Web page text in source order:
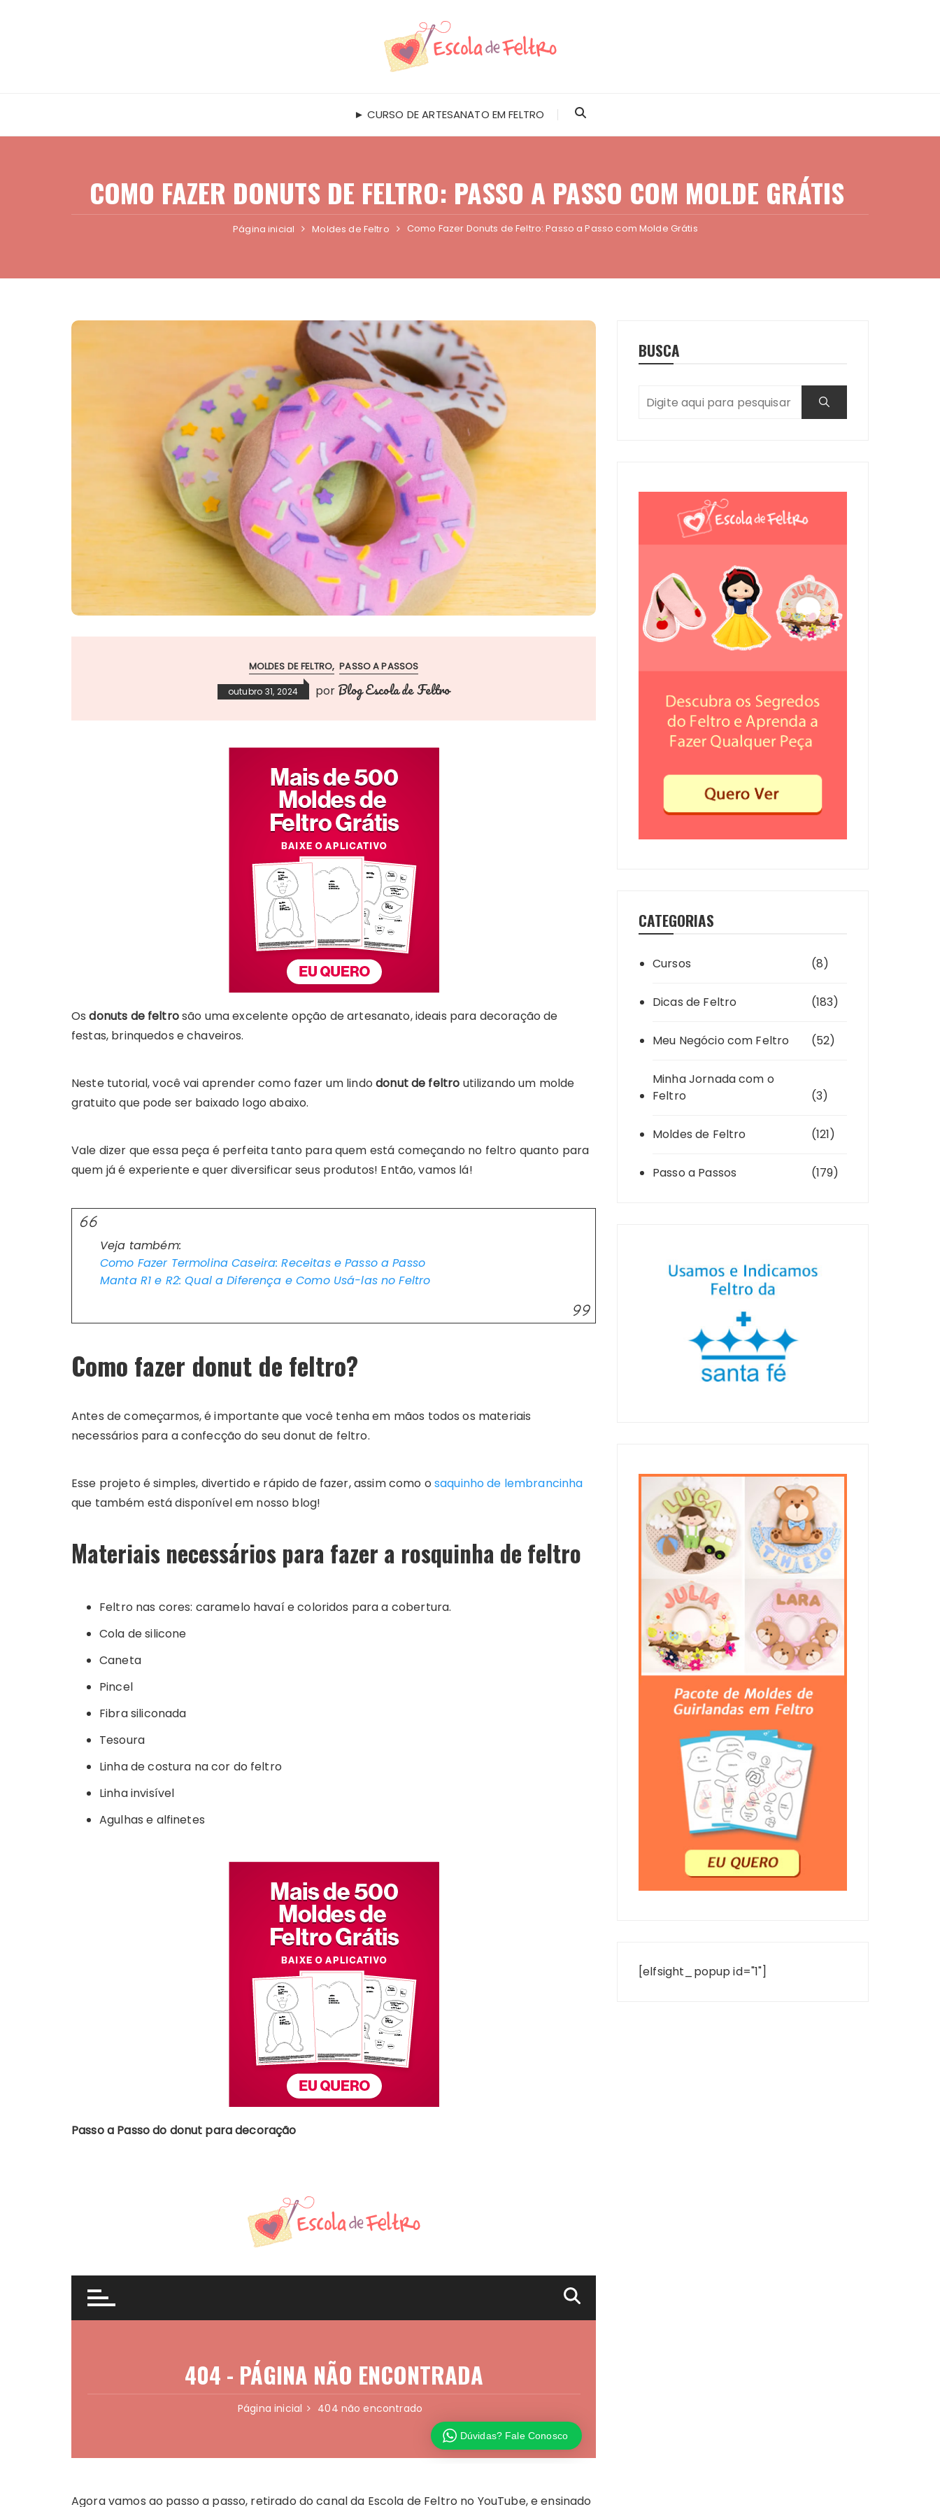
► CURSO DE ARTESANATO EM FELTRO
COMO FAZER DONUTS DE FELTRO: PASSO A PASSO COM MOLDE GRÁTIS
Página inicial Moldes de Feltro Como Fazer Donuts de Feltro: Passo a Passo com Molde Grátis
MOLDES DE FELTRO PASSO A PASSOS
outubro 31, 2024 por Blog Escola de Feltro
Osdonuts de feltrosão uma excelente opção de artesanato, ideais para decoração de
festas, brinquedos e chaveiros.
Neste tutorial, você vai aprender como fazer um lindodonut de feltro utilizando um molde
gratuito que pode ser baixado logo abaixo.
Vale dizer que essa peça é perfeita tanto para quem está começando no feltro quanto para
quem já é experiente e quer diversificar seus produtos! Então, vamos lá!
Veja também:
Como Fazer Termolina Caseira: Receitas e Passo a Passo
Manta R1 e R2: Qual a Diferença e Como Usá-las no Feltro
Como fazer donut de feltro?
Antes de começarmos, é importante que você tenha em mãos todos os materiais
necessários para a confecção do seu donut de feltro.
Esse projeto é simples, divertido e rápido de fazer, assim como o saquinho de lembrancinha
que também está disponível em nosso blog!
Materiais necessários para fazer a rosquinha de feltro
Feltro nas cores: caramelo havaí e coloridos para a cobertura.
Cola de silicone
Caneta
Pincel
Fibra siliconada
Tesoura
Linha de costura na cor do feltro
Linha invisível
Agulhas e alfinetes
Passo a Passo do donut para decoração
Agora vamos ao passo a passo, retirado do canal da Escola de Feltro no YouTube, e ensinado
BUSCA
CATEGORIAS
Cursos (8)
Dicas de Feltro (183)
Meu Negócio com Feltro (52)
Minha Jornada com o
Feltro
(3)
Moldes de Feltro (121)
Passo a Passos (179)
[elfsight_popup id="1"]